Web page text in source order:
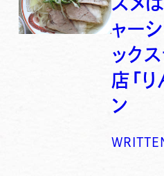
ャー
ック
店「
ン